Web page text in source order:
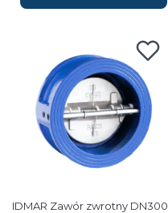
IDMAR Zawór zwrotny DN300